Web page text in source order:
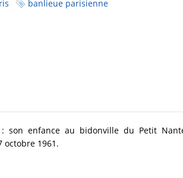
banlieue parisienne
son enfance au bidonville du Petit
octobre 1961.